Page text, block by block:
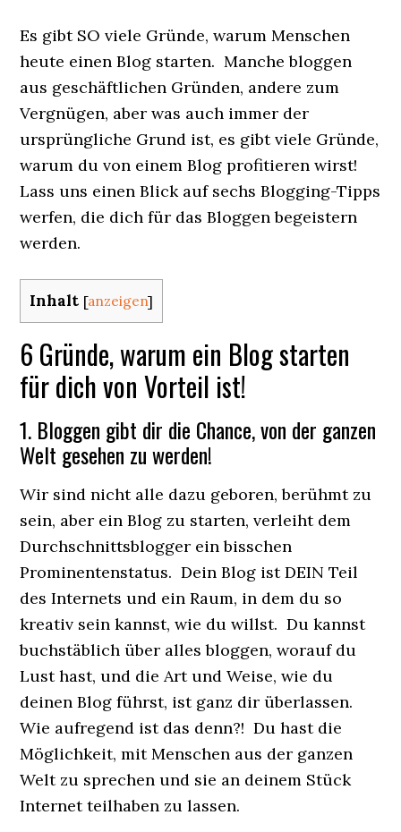
Es gibt SO viele Gründe, warum Menschen
heute einen Blog starten. Manche bloggen
aus geschäftlichen Gründen, andere zum
Vergnügen, aber was auch immer der
ursprüngliche Grund ist, es gibt viele Gründe,
warum du von einem Blog profitieren wirst!
Lass uns einen Blick auf sechs Blogging-Tipps
werfen, die dich für das Bloggen begeistern
werden.
Inhalt [anzeigen]
6 Gründe, warum ein Blog starten
für dich von Vorteil ist!
1. Bloggen gibt dir die Chance, von der ganzen
Welt gesehen zu werden!
Wir sind nicht alle dazu geboren, berühmt zu
sein, aber ein Blog zu starten, verleiht dem
Durchschnittsblogger ein bisschen
Prominentenstatus. Dein Blog ist DEIN Teil
des Internets und ein Raum, in dem du so
kreativ sein kannst, wie du willst. Du kannst
buchstäblich über alles bloggen, worauf du
Lust hast, und die Art und Weise, wie du
deinen Blog führst, ist ganz dir überlassen.
Wie aufregend ist das denn?! Du hast die
Möglichkeit, mit Menschen aus der ganzen
Welt zu sprechen und sie an deinem Stück
Internet teilhaben zu lassen.